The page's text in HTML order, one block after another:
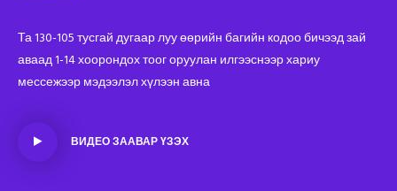
Та 130-105 тусгай дугаар луу өөрийн багийн кодоо бичээд зай
аваад 1-14 хоорондох тоог оруулан илгээснээр хариу
мессежээр мэдээлэл хүлээн авна
ВИДЕО ЗААВАР ҮЗЭХ